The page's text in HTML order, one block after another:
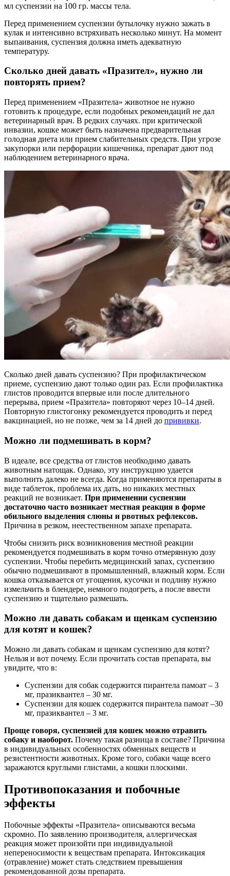
мл суспензии на 100 гр. массы тела.
Перед применением суспензии бутылочку нужно зажать в
кулак и интенсивно встряхивать несколько минут. На момент
выпаивания, суспензия должна иметь адекватную
температуру.
Сколько дней давать «Празител», нужно ли
повторять прием?
Перед применением «Празитела» животное не нужно
готовить к процедуре, если подобных рекомендаций не дал
ветеринарный врач. В редких случаях. при критической
инвазии, кошке может быть назначена предварительная
голодная диета или прием слабительных средств. При угрозе
закупорки или перфорации кишечника, препарат дают под
наблюдением ветеринарного врача.
Сколько дней давать суспензию? При профилактическом
приеме, суспензию дают только один раз. Если профилактика
глистов проводится впервые или после длительного
перерыва, прием «Празитела» повторяют через 10–14 дней.
Повторную глистогонку рекомендуется проводить и перед
вакцинацией, но не позже, чем за 14 дней до прививки.
Можно ли подмешивать в корм?
В идеале, все средства от глистов необходимо давать
животным натощак. Однако, эту инструкцию удается
выполнить далеко не всегда. Когда применяются препараты в
виде таблеток, проблема их дать, но никаких местных
реакций не возникает. При применении суспензии
достаточно часто возникает местная реакция в форме
обильного выделения слюны и рвотных рефлексов.
Причина в резком, неестественном запахе препарата.
Чтобы снизить риск возникновения местной реакции
рекомендуется подмешивать в корм точно отмерянную дозу
суспензии. Чтобы перебить медицинский запах, суспензию
обычно подмешивают в промышленный, влажный корм. Если
кошка отказывается от угощения, кусочки и подливу нужно
измельчить в блендере, немного подогреть, а после ввести
суспензию и тщательно размешать.
Можно ли давать собакам и щенкам суспензию
для котят и кошек?
Можно ли давать собакам и щенкам суспензию для котят?
Нельзя и вот почему. Если прочитать состав препарата, вы
увидите, что в:
Суспензии для собак содержится пирантела памоат – 3
мг, празиквантел – 30 мг.
Суспензии для кошек содержится пирантела памоат –30
мг, празиквантел – 3 мг.
Проще говоря, суспензией для кошек можно отравить
собаку и наоборот. Почему такая разница в составе? Причина
в индивидуальных особенностях обменных веществ и
резистентности животных. Кроме того, собаки чаще всего
заражаются круглыми глистами, а кошки плоскими.
Противопоказания и побочные
эффекты
Побочные эффекты «Празитела» описываются весьма
скромно. По заявлению производителя, аллергическая
реакция может произойти при индивидуальной
непереносимости к веществам препарата. Интоксикация
(отравление) может стать следствием превышения
рекомендованной дозы препарата.